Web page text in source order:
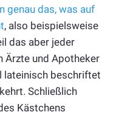
genau das, was auf
, also beispielsweise
das aber jeder
Ärzte und Apotheker
lateinisch beschriftet
Schließlich
Kästchens